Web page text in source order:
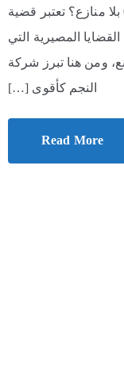
شركة عزل اسطح القصيم 0502506505 بلا منازع؟ تعتبر قضية
المصيرية التي
ومن هنا تبرز شركة
النجم كأقوى […]
Read More